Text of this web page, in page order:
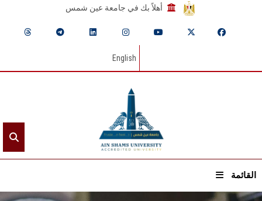
أهلاً بك في جامعة عين شمس
English
القائمة